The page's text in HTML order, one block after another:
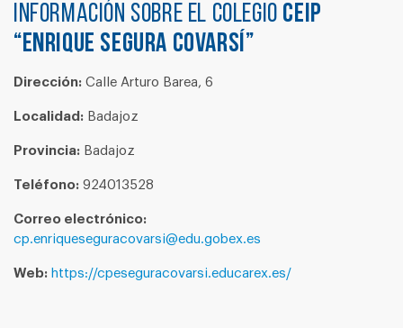
Información sobre el colegio CEIP
“ENRIQUE SEGURA COVARSÍ”
Dirección: Calle Arturo Barea, 6
Localidad: Badajoz
Provincia: Badajoz
Teléfono: 924013528
Correo electrónico:
cp.enriqueseguracovarsi@edu.gobex.es
Web: https://cpeseguracovarsi.educarex.es/